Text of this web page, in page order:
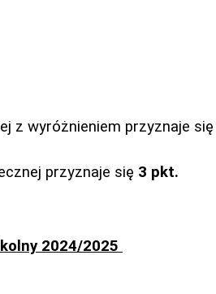
z wyróżnieniem przyznaje się
przyznaje się 3 pkt.
2024/2025